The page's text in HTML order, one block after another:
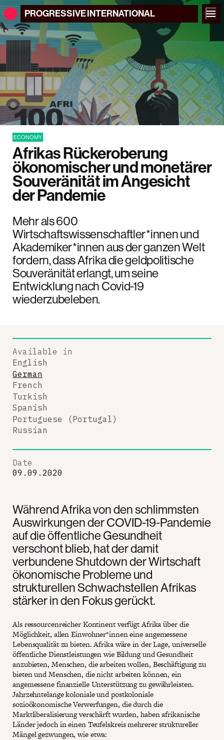
PROGRESSIVEINTERNATIONAL
ECONOMY
Afrikas Rückeroberung
ökonomischer und monetärer
Souveränität im Angesicht
der Pandemie
Mehr als 600
Wirtschaftswissenschaftler*innen und
Akademiker*innen aus der ganzen Welt
fordern, dass Afrika die geldpolitische
Souveränität erlangt, um seine
Entwicklung nach Covid-19
wiederzubeleben.
Während Afrika von den schlimmsten
Auswirkungen der COVID-19-Pandemie
auf die öffentliche Gesundheit
verschont blieb, hat der damit
verbundene Shutdown der Wirtschaft
ökonomische Probleme und
strukturellen Schwachstellen Afrikas
stärker in den Fokus gerückt.
Als ressourcenreicher Kontinent verfügt Afrika über die
Möglichkeit, allen Einwohner*innen eine angemessene
Lebensqualität zu bieten. Afrika wäre in der Lage, universelle
öffentliche Dienstleistungen wie Bildung und Gesundheit
anzubieten, Menschen, die arbeiten wollen, Beschäftigung zu
bieten und Menschen, die nicht arbeiten können, ein
angemessene finanzielle Unterstützung zu gewährleisten.
Jahrzehntelange koloniale und postkoloniale
sozioökonomische Verwerfungen, die durch die
Marktliberalisierung verschärft wurden, haben afrikanische
Länder jedoch in einen Teufelskreis mehrerer struktureller
Mängel gezwungen, wie etwa:
Available in
English
German
French
Turkish
Spanish
Portuguese (Portugal)
Russian
Date
09.09.2020